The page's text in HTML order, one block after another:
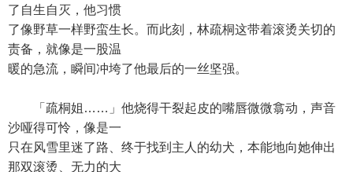
了自生自灭，他习惯
了像野草一样野蛮生长。而此刻，林疏桐这带着滚烫关切的
责备，就像是一股温
暖的急流，瞬间冲垮了他最后的一丝坚强。
「疏桐姐……」他烧得干裂起皮的嘴唇微微翕动，声音
沙哑得可怜，像是一
只在风雪里迷了路、终于找到主人的幼犬，本能地向她伸出
那双滚烫、无力的大